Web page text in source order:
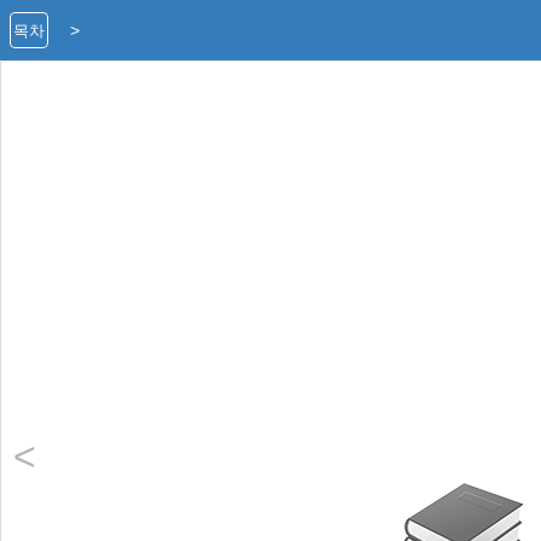
>
목차
<